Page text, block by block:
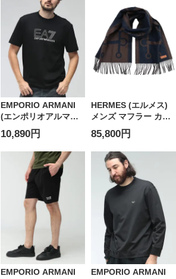
EA7LW969AF14880
EA7LW970AF20758
EMPORIO ARMANI
(エンポリオアルマー
ニ) メンズ Tシャツ 半
袖 ロゴ プリント クル
ーネック コットン カ
ットソー
EA7M1307AF10375
10,890円
HERMES (エルメス)
メンズ マフラー カシ
ミヤ100％ フリンジ
モール HERH259157S
85,800円
EMPORIO ARMANI
EMPORIO ARMANI